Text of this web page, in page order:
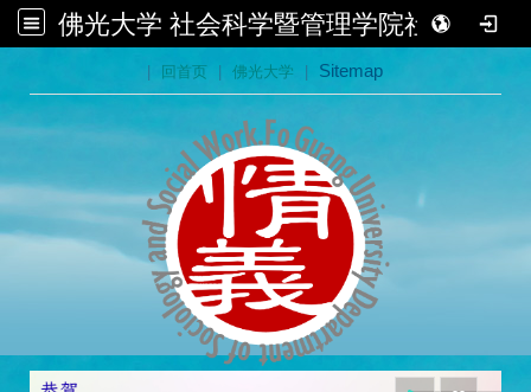
佛光大学 社会科学暨管理学院社会学系
| 回首页 | 佛光大学 | Sitemap